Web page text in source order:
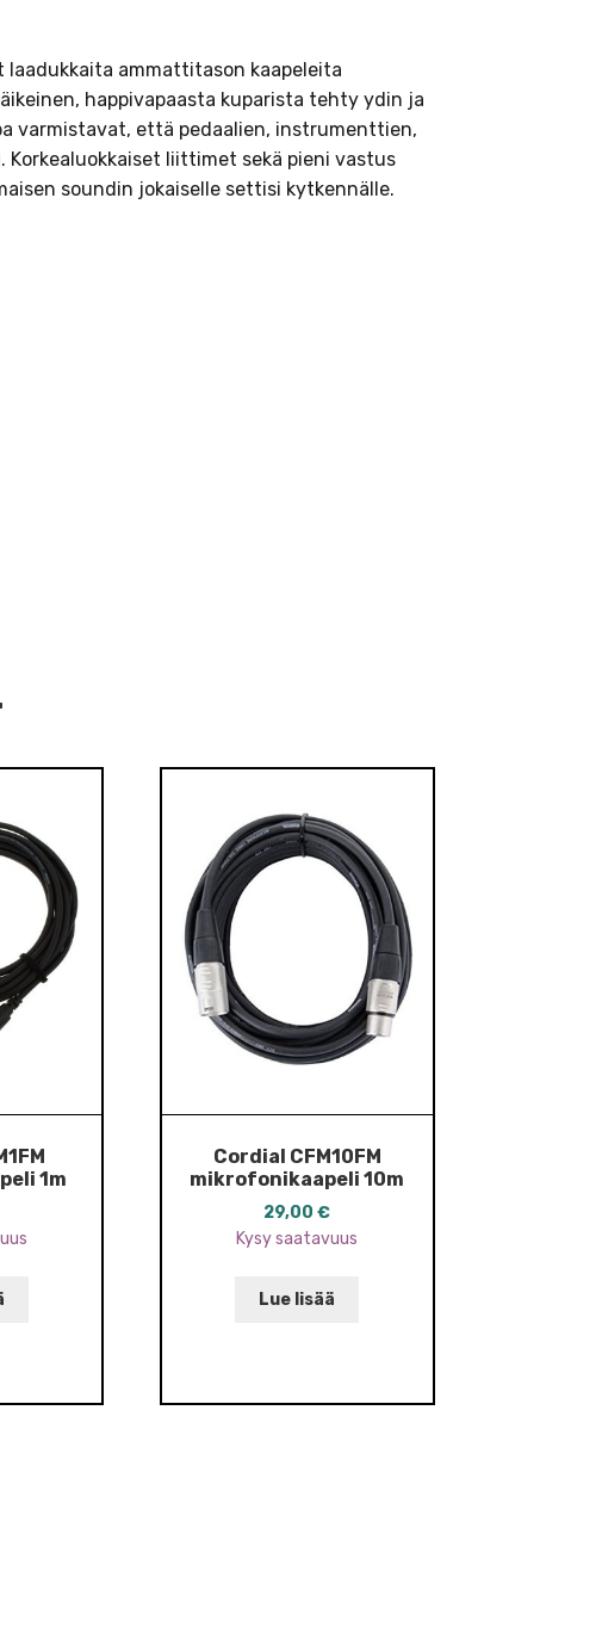
ammattitason kaapeleita
happivapaasta kuparista tehty ydin ja
varmistavat, että pedaalien, instrumenttien,
liittimet sekä pieni vastus
soundin jokaiselle settisi kytkennälle.
1m
Cordial CFM10FM
mikrofonikaapeli 10m
29,00€
Kysy saatavuus
Lue lisää